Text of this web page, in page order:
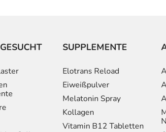
SUPPLEMENTE
Elotrans Reload
Eiweißpulver
Melatonin Spray
Kollagen
Vitamin B12 Tabletten